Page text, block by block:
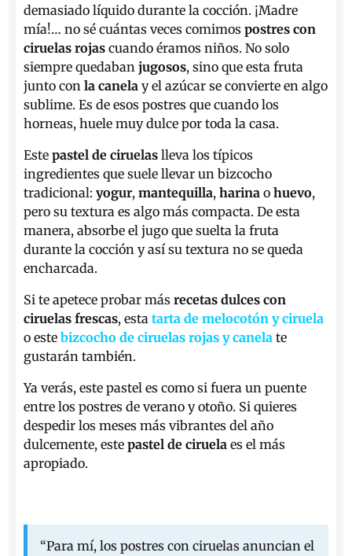
demasiado líquido durante la cocción. ¡Madre
mía!… no sé cuántas veces comimospostres con
ciruelas rojas cuando éramos niños. No solo
siempre quedabanjugosos, sino que esta fruta
junto conla canela y el azúcar se convierte en algo
sublime. Es de esos postres que cuando los
horneas, huele muy dulce por toda la casa.
Estepastel de ciruelas lleva los típicos
ingredientes que suele llevar un bizcocho
tradicional:yogur,mantequilla,harinao huevo,
pero su textura es algo más compacta. De esta
manera, absorbe el jugo que suelta la fruta
durante la cocción y así su textura no se queda
encharcada.
Si te apetece probar másrecetas dulces con
ciruelas frescas, estatarta de melocotón y ciruela
o estebizcocho de ciruelas rojas y canela te
gustarán también.
Ya verás, este pastel es como si fuera un puente
entre los postres de verano y otoño. Si quieres
despedir los meses más vibrantes del año
dulcemente, estepastel de ciruela es el más
apropiado.
“Para mí, los postres con ciruelas anuncian el